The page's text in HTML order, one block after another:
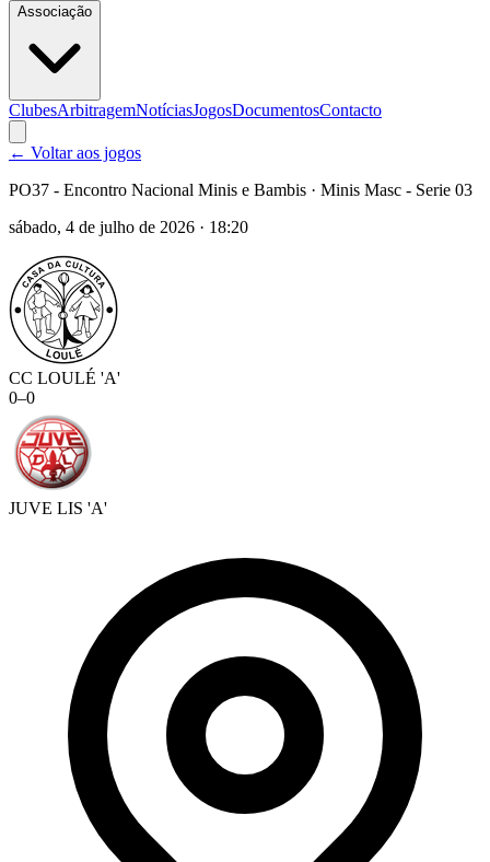
Associação
ClubesArbitragemNotíciasJogosDocumentosContacto
← Voltar aos jogos
PO37 - Encontro Nacional Minis e Bambis · Minis Masc - Serie 03
sábado, 4 de julho de 2026 · 18:20
CC LOULÉ 'A'
0–0
JUVE LIS 'A'